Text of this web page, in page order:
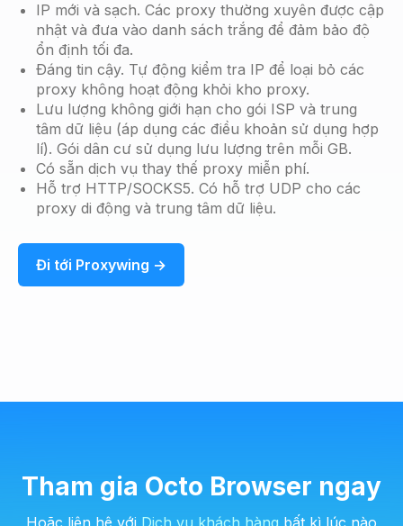
IP mới và sạch. Các proxy thường xuyên được cập
nhật và đưa vào danh sách trắng để đảm bảo độ
ổn định tối đa.
Đáng tin cậy. Tự động kiểm tra IP để loại bỏ các
proxy không hoạt động khỏi kho proxy.
Lưu lượng không giới hạn cho gói ISP và trung
tâm dữ liệu (áp dụng các điều khoản sử dụng hợp
lí). Gói dân cư sử dụng lưu lượng trên mỗi GB.
Có sẵn dịch vụ thay thế proxy miễn phí.
Hỗ trợ HTTP/SOCKS5. Có hỗ trợ UDP cho các
proxy di động và trung tâm dữ liệu.
Đi tới Proxywing →
Tham gia Octo Browser ngay